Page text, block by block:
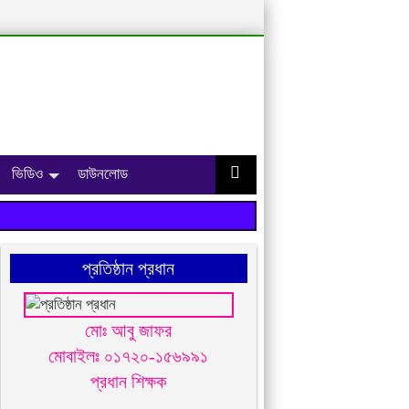
ভিডিও ডাউনলোড
প্রতিষ্ঠান প্রধান
মোঃ আবু জাফর
মোবাইলঃ ০১৭২০-১৫৬৯৯১
প্রধান শিক্ষক